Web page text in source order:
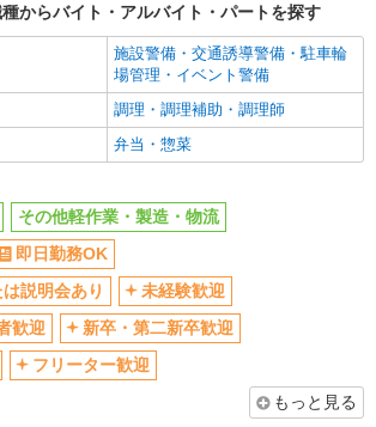
完全週休2日制
土日祝休み
平日のみ勤務OK
朝
夕方
禁煙・分煙
車通勤OK
自転車通勤OK
残業少なめ（月20h未満）
登録制
交通費支給
からバイト・アルバイト・パートを探す
施設警備・交通誘導警備・駐車輪
場管理・イベント警備
調理・調理補助・調理師
弁当・惣菜
その他軽作業・製造・物流
即日勤務OK
説明会あり
未経験歓迎
歓迎
新卒・第二新卒歓迎
フリーター歓迎
もっと見る